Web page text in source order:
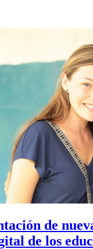
de
de los